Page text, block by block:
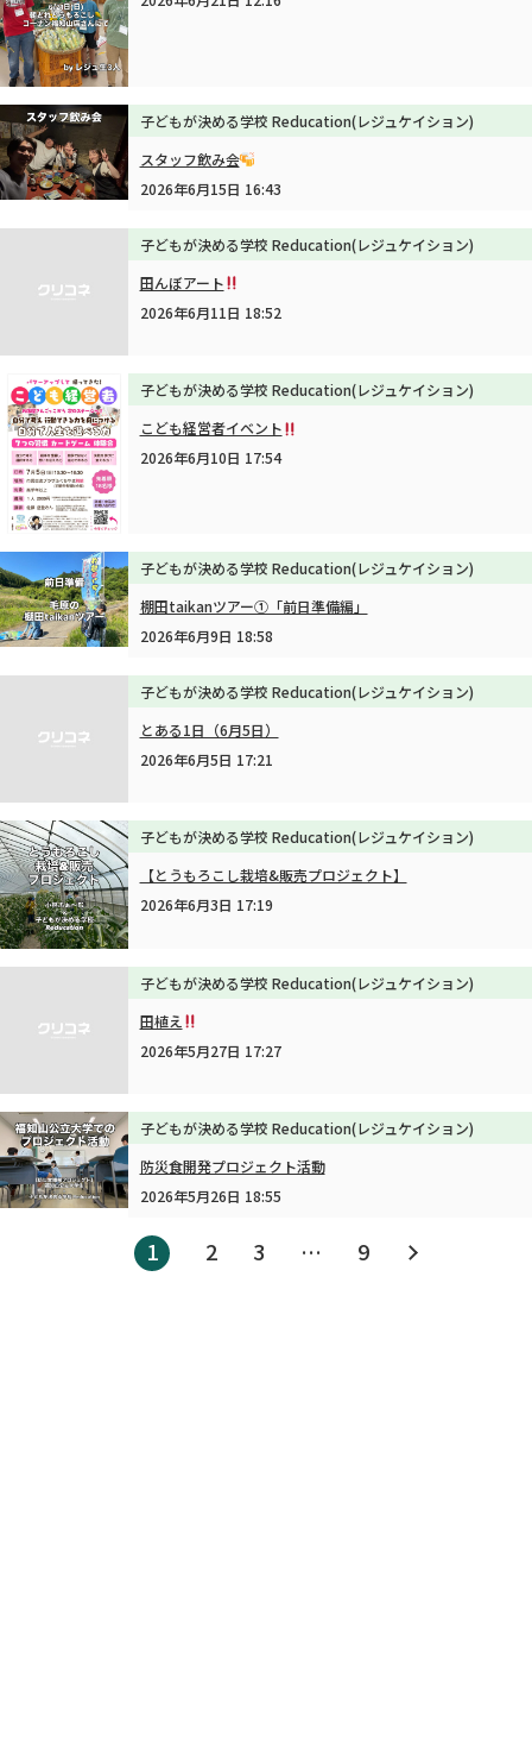
子どもが決める学校 Reducation(レジュケイション)
スタッフ飲み会
2026年6月15日 16:43
子どもが決める学校 Reducation(レジュケイション)
田んぼアート
2026年6月11日 18:52
子どもが決める学校 Reducation(レジュケイション)
こども経営者イベント
2026年6月10日 17:54
子どもが決める学校 Reducation(レジュケイション)
棚田taikanツアー①「前日準備編」
2026年6月9日 18:58
子どもが決める学校 Reducation(レジュケイション)
とある1日（6月5日）
2026年6月5日 17:21
子どもが決める学校 Reducation(レジュケイション)
【とうもろこし栽培&販売プロジェクト】
2026年6月3日 17:19
子どもが決める学校 Reducation(レジュケイション)
田植え
2026年5月27日 17:27
子どもが決める学校 Reducation(レジュケイション)
防災食開発プロジェクト活動
2026年5月26日 18:55
1 2 3 … 9